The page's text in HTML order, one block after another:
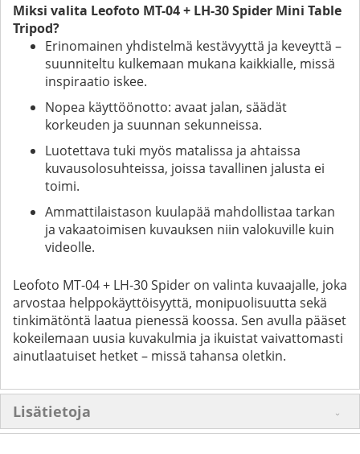
Miksi valita Leofoto MT-04 + LH-30 Spider Mini Table
Tripod?
Erinomainen yhdistelmä kestävyyttä ja keveyttä –
suunniteltu kulkemaan mukana kaikkialle, missä
inspiraatio iskee.
Nopea käyttöönotto: avaat jalan, säädät
korkeuden ja suunnan sekunneissa.
Luotettava tuki myös matalissa ja ahtaissa
kuvausolosuhteissa, joissa tavallinen jalusta ei
toimi.
Ammattilaistason kuulapää mahdollistaa tarkan
ja vakaatoimisen kuvauksen niin valokuville kuin
videolle.
Leofoto MT-04 + LH-30 Spider on valinta kuvaajalle, joka
arvostaa helppokäyttöisyyttä, monipuolisuutta sekä
tinkimätöntä laatua pienessä koossa. Sen avulla pääset
kokeilemaan uusia kuvakulmia ja ikuistat vaivattomasti
ainutlaatuiset hetket – missä tahansa oletkin.
Lisätietoja